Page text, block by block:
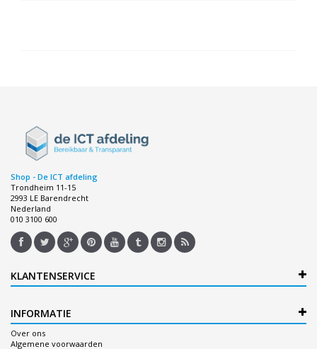
Shop - De ICT afdeling
Trondheim 11-15
2993 LE Barendrecht
Nederland
010 3100 600
KLANTENSERVICE
INFORMATIE
Over ons
Algemene voorwaarden